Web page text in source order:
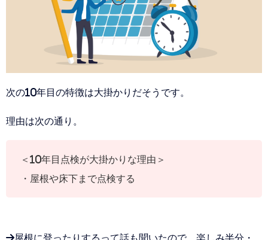
次の10年目の特徴は大掛かりだそうです。
理由は次の通り。
＜10年目点検が大掛かりな理由＞
・屋根や床下まで点検する
→屋根に登ったりするって話も聞いたので、楽しみ半分・